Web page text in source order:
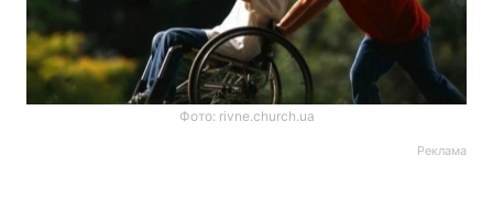
Фото: rivne.church.ua
Реклама